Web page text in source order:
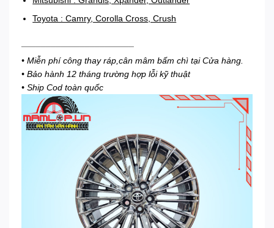
Toyota : Camry, Corolla Cross, Crush
• Miễn phí công thay ráp,cân mâm bấm chì tại Cửa hàng.
• Bảo hành 12 tháng trường hợp lỗi kỹ thuật
• Ship Cod toàn quốc